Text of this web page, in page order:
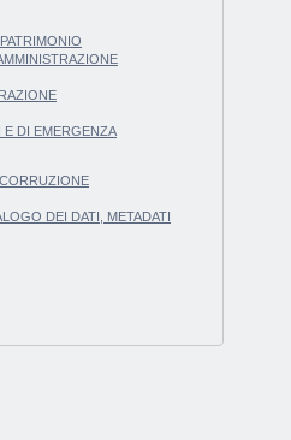
E DI EMERGENZA
DEI DATI, METADATI